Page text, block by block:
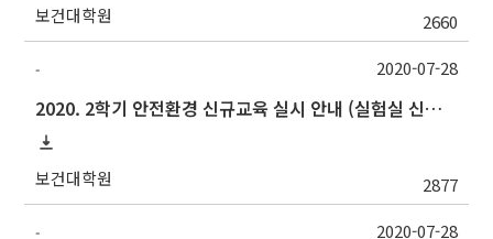
보건대학원 2660
-
2020. 2학기 안전환경 신규교육 실시 안내 (실험실 신입생, 연구원 등 필수)
보건대학원 2877
2020-07-28
- 2020-07-28